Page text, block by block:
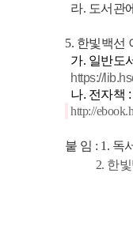
라. 도서관
5. 한빛백선
가. 일반도
https://
나. 전자책
http://
붙 임 : 1. 독
2. 한빛